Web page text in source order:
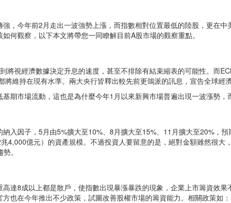
，今年前2月走出一波強勢上漲，而指數相對位置最低的陸股，更在
何觀察，以下本文將帶您一同瞭解目前A股市場的觀察重點。
將視經濟數據決定升息的速度，甚至不排除有結束縮表的可能性。而
維持在現有水準。兩大央行皆釋出較先前更鴿派的訊息，宣告全球經濟
期市場流動，這也是為什麼今年1月以來新興市場普遍出現一波漲勢，
入因子，5月由5%擴大至10%、8月擴大至15%、11月擴大至20%，
4,000億元）的資產規模。不過投資人要留意的是，絕對金額雖然很
。
達8成以上都是散戶，使指數出現暴漲暴跌的現象，企業上市籌資效
也在今年推出不少政策，試圖改善股權市場的籌資能力。相關政策如